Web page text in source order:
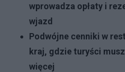
wprowadza opłaty i
wjazd
Podwójne cenniki w
kraj, gdzie turyści
więcej